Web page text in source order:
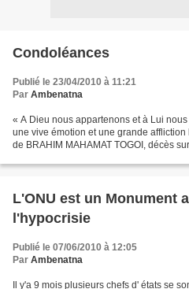
Condoléances
Publié le 23/04/2010 à 11:21
Par Ambenatna
« A Dieu nous appartenons et à Lui
une vive émotion et une grande
de BRAHIM MAHAMAT TOGOI, décès
L'ONU est un Monument
l'hypocrisie
Publié le 07/06/2010 à 12:05
Par Ambenatna
Il y'a 9 mois plusieurs chefs d' états se